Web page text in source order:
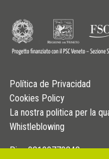
Política de Privacidad
Cookies Policy
La nostra politica per la
Whistleblowing
P.iva 03109770242